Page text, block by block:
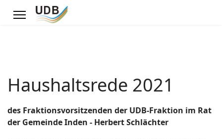
Haushaltsrede 2021
des Fraktionsvorsitzenden der UDB-Fraktion im Rat
der Gemeinde Inden - Herbert Schlächter